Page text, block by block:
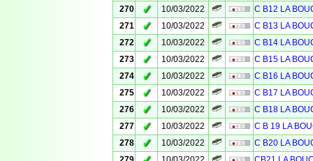
270
✓ 10/03/2022
C B12 LA
271
✓ 10/03/2022
C B13 LA
272
✓ 10/03/2022
C B14 LA
273
✓ 10/03/2022
C B15 LA
274
✓ 10/03/2022
C B16 LA
275
✓ 10/03/2022
C B17 LA
276
✓ 10/03/2022
C B18 LA
277
✓ 10/03/2022
C B 19 LA
278
✓ 10/03/2022
C B20 LA